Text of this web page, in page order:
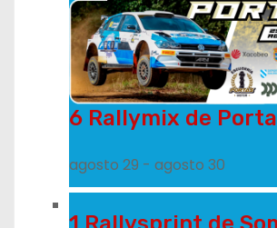
6 Rallymix de
agosto 29 - agosto 30